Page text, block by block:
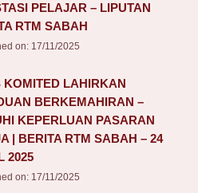
PELAJAR – LIPUTAN
RTM SABAH
on: 17/11/2025
KOMITED LAHIRKAN
BERKEMAHIRAN –
KEPERLUAN PASARAN
| BERITA RTM SABAH – 24
2025
on: 17/11/2025